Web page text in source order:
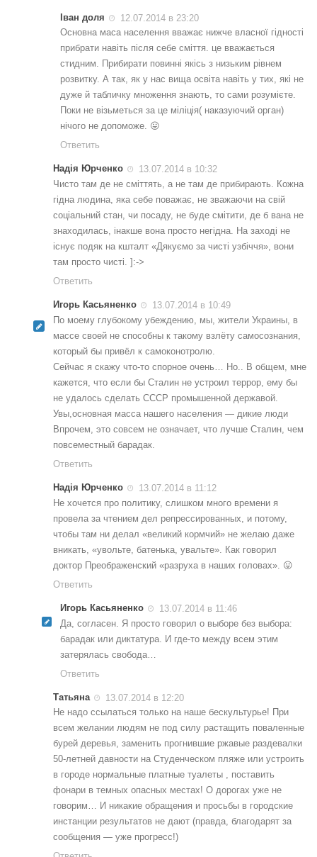
Іван доля
12.07.2014 в 23:20
Основна маса населення вважає нижче власної гідності
прибрати навіть після себе сміття. це вважається
стидним. Прибирати повинні якісь з низьким рівнем
розвитку. А так, як у нас вища освіта навіть у тих, які не
дуже й табличку множення знають, то сами розумієте.
Поки не візьметься за це міліція( наказуючий орган)
нічого не допоможе. 😛
Ответить
Надія Юрченко
13.07.2014 в 10:32
Чисто там де не сміттять, а не там де прибирають. Кожна
гідна людина, яка себе поважає, не зважаючи на свій
соціальний стан, чи посаду, не буде смітити, де б вана не
знаходилась, інакше вона просто негідна. На заході не
існує подяк на кшталт «Дякуємо за чисті узбіччя», вони
там просто чисті. ]:->
Ответить
Игорь Касьяненко
13.07.2014 в 10:49
По моему глубокому убеждению, мы, жители Украины, в
массе своей не способны к такому взлёту самосознания,
который бы привёл к самоконотролю.
Сейчас я скажу что-то спорное очень… Но.. В общем, мне
кажется, что если бы Сталин не устроил террор, ему бы
не удалось сделать СССР промышенной державой.
Увы,основная масса нашего населения — дикие люди
Впрочем, это совсем не означает, что лучше Сталин, чем
повсеместный барадак.
Ответить
Надія Юрченко
13.07.2014 в 11:12
Не хочется про политику, слишком много времени я
провела за чтением дел репрессированных, и потому,
чтобы там ни делал «великий кормчий» не желаю даже
вникать, «увольте, батенька, увальте». Как говорил
доктор Преображенский «разруха в наших головах». 😛
Ответить
Игорь Касьяненко
13.07.2014 в 11:46
Да, согласен. Я просто говорил о выборе без выбора:
барадак или диктатура. И где-то между всем этим
затерялась свобода…
Ответить
Татьяна
13.07.2014 в 12:20
Не надо ссылаться только на наше бескультурье! При
всем желании людям не под силу растащить поваленные
бурей деревья, заменить прогнившие ржавые раздевалки
50-летней давности на Студенческом пляже или устроить
в городе нормальные платные туалеты , поставить
фонари в темных опасных местах! О дорогах уже не
говорим… И никакие обращения и просьбы в городские
инстанции результатов не дают (правда, благодарят за
сообщения — уже прогресс!)